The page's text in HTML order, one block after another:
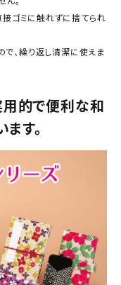
接ゴミに触れずに捨てられ
で、繰り返し清潔に使えま
用的で便利な和
す。